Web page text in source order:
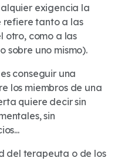
exigencia la
refiere tanto a las
otro, como a las
sobre uno mismo).
conseguir una
los miembros de una
quiere decir sin
sin
del terapeuta o de los